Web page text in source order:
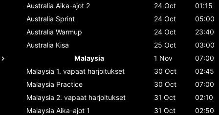
Australia Aika-ajot 2 24 Oct
01:15
Australia Sprint 24 Oct
05:00
Australia Warmup 24 Oct
23:40
Australia Kisa 25 Oct
03:00
Malaysia
1 Nov
07:00
Malaysia 1. vapaat harjoitukset 30 Oct
02:45
Malaysia Practice 30 Oct
07:00
Malaysia 2. vapaat harjoitukset 31 Oct
02:10
Malaysia Aika-ajot 1 31 Oct
02:50